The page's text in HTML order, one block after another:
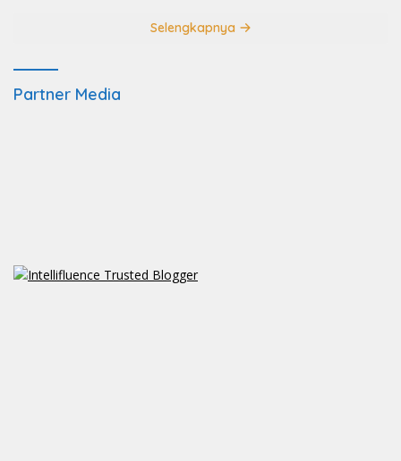
Selengkapnya
Partner Media